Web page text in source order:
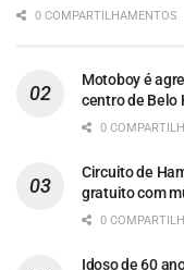
0 COMPARTILHAMENTOS
Motoboy é
centro de Belo
0
Circuito de
gratuito com
0
Idoso de 60